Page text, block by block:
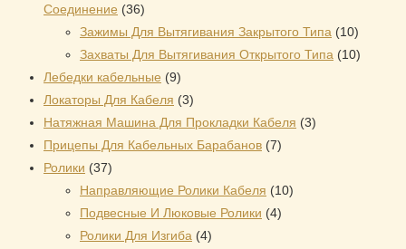
Соединение
3636
товаров
Зажимы Для Вытягивания Закрытого Типа 1010
товаров
Захваты Для Вытягивания Открытого Типа 1010
Лебедки кабельные 99
товаров
Локаторы Для Кабеля 33
товара
Натяжная Mашина Для Прокладки Кабеля 33
Прицепы Для Кабельных Барабанов 77
Ролики 3737
товаров
Направляющие Ролики Кабеля 1010
Подвесные И Люковые Ролики 44
Ролики Для Изгиба 44